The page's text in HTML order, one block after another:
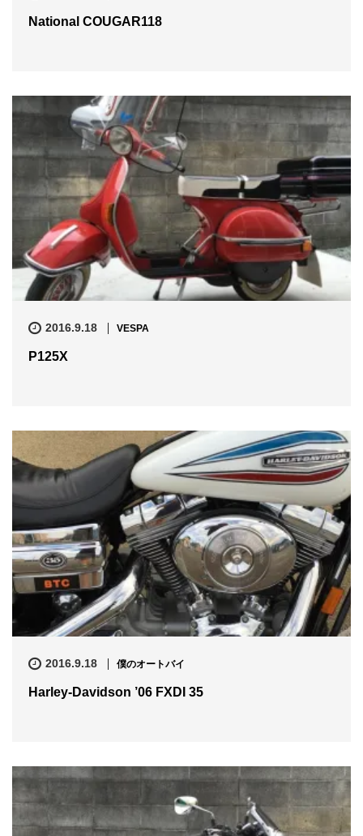
National COUGAR118
2016.9.18 VESPA
P125X
2016.9.18 僕のオートバイ
Harley-Davidson ’06 FXDI 35